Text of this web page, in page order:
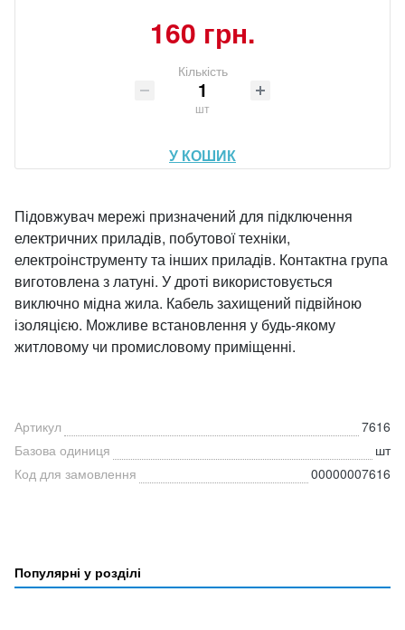
160 грн.
Кількість
шт
У КОШИК
Підовжувач мережі призначений для підключення
електричних приладів, побутової техніки,
електроінструменту та інших приладів. Контактна група
виготовлена ​​з латуні. У дроті використовується
виключно мідна жила. Кабель захищений підвійною
ізоляцією. Можливе встановлення у будь-якому
житловому чи промисловому приміщенні.
Артикул
7616
Базова одиниця
шт
Код для замовлення
00000007616
Популярні у розділі